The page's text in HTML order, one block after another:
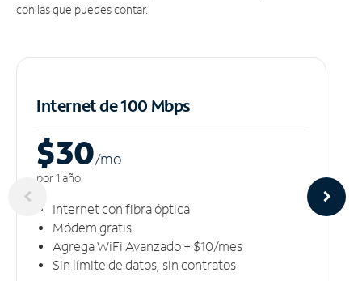
con las que puedes contar.
Internet de 100 Mbps
$30/mo
por 1 año
Internet con fibra óptica
Módem gratis
Agrega WiFi Avanzado + $10/mes
Sin límite de datos, sin contratos